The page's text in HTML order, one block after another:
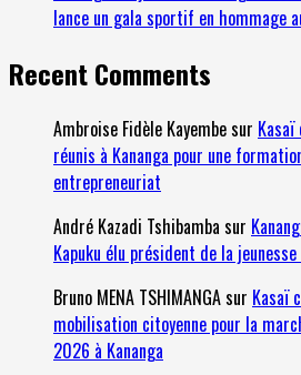
lance un gala sportif en hommage
Recent Comments
Ambroise Fidèle Kayembesur
réunis à Kananga pour une
entrepreneuriat
André Kazadi Tshibamba sur
Kapuku élu président de la
Bruno MENA TSHIMANGAsur Kasaï
mobilisation citoyenne pour la
2026 à Kananga